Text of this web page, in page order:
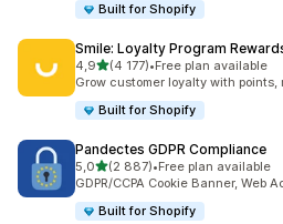
Built for Shopify
Smile: Loyalty Program
4,9z 5 hvězd
(4 177)
Celkový počet recenzí: 4177
•Free plan available
Grow customer loyalty with points,
Built for Shopify
Pandectes GDPR Compliance
5,0z 5 hvězd
(2 887)
Celkový počet recenzí: 2887
•Free plan available
GDPR/CCPA Cookie Banner, Web
Built for Shopify